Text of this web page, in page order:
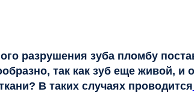
зуба пломбу поставить уже
так как зуб еще живой, и очень важно
и функциональным
преимуществах и особенностях
статье.